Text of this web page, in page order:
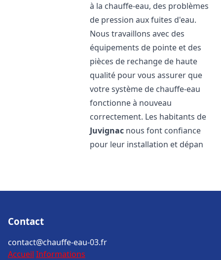
à la chauffe-eau, des problèmes
de pression aux fuites d'eau.
Nous travaillons avec des
équipements de pointe et des
pièces de rechange de haute
qualité pour vous assurer que
votre système de chauffe-eau
fonctionne à nouveau
correctement. Les habitants de
Juvignac nous font confiance
pour leur installation et dépan
Contact
contact@chauffe-eau-03.fr
Accueil Informations